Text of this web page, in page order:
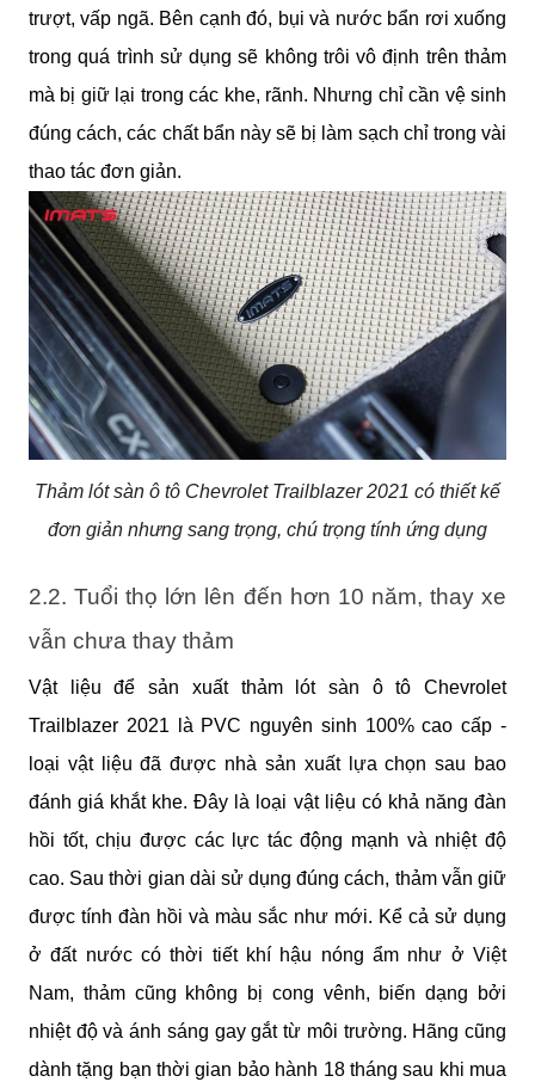
trượt, vấp ngã. Bên cạnh đó, bụi và nước bẩn rơi xuống
trong quá trình sử dụng sẽ không trôi vô định trên thảm
mà bị giữ lại trong các khe, rãnh. Nhưng chỉ cần vệ sinh
đúng cách, các chất bẩn này sẽ bị làm sạch chỉ trong vài
thao tác đơn giản.
Thảm lót sàn ô tô Chevrolet Trailblazer 2021 có thiết kế
đơn giản nhưng sang trọng, chú trọng tính ứng dụng
2.2. Tuổi thọ lớn lên đến hơn 10 năm, thay xe
vẫn chưa thay thảm
Vật liệu để sản xuất thảm lót sàn ô tô Chevrolet
Trailblazer 2021 là PVC nguyên sinh 100% cao cấp -
loại vật liệu đã được nhà sản xuất lựa chọn sau bao
đánh giá khắt khe. Đây là loại vật liệu có khả năng đàn
hồi tốt, chịu được các lực tác động mạnh và nhiệt độ
cao. Sau thời gian dài sử dụng đúng cách, thảm vẫn giữ
được tính đàn hồi và màu sắc như mới. Kể cả sử dụng
ở đất nước có thời tiết khí hậu nóng ẩm như ở Việt
Nam, thảm cũng không bị cong vênh, biến dạng bởi
nhiệt độ và ánh sáng gay gắt từ môi trường. Hãng cũng
dành tặng bạn thời gian bảo hành 18 tháng sau khi mua